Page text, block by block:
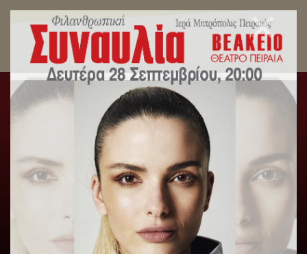
Εγκαίνια πολυδύναμου κοινωνικού ιατρείου από
την Ιερά Μητρόπολη Πειραιώς